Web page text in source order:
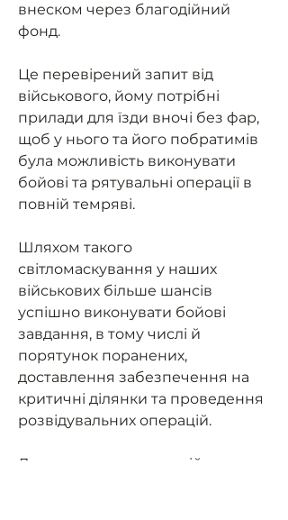
внеском через благодійний
фонд.
Це перевірений запит від
військового, йому потрібні
прилади для їзди вночі без фар,
щоб у нього та його побратимів
була можливість виконувати
бойові та рятувальні операції в
повній темряві.
Шляхом такого
світломаскування у наших
військових більше шансів
успішно виконувати бойові
завдання, в тому числі й
порятунок поранених,
доставлення забезпечення на
критичні ділянки та проведення
розвідувальних операцій.
Допоможемо нашим військовим